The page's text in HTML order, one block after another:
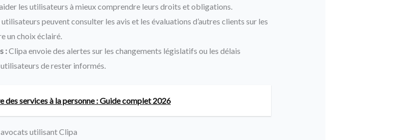
les utilisateurs à mieux comprendre leurs droits et obligations.
peuvent consulter les avis et les évaluations d’autres clients sur les
un choix éclairé.
:Clipa envoie des alertes sur les changements législatifs ou les délais
de rester informés.
des services à la personne : Guide complet 2026
avocats utilisant Clipa